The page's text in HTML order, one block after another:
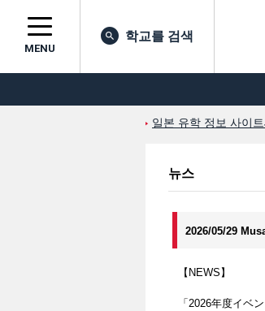
MENU
학교를 검색
일본 유학 정보 사이
뉴스
2026/05/29
【NEWS】
「2026年度イベ